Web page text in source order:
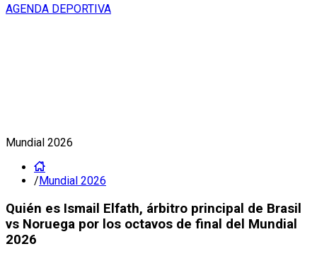
AGENDA DEPORTIVA
Mundial 2026
/Mundial 2026
Quién es Ismail Elfath, árbitro principal de Brasil
vs Noruega por los octavos de final del Mundial
2026